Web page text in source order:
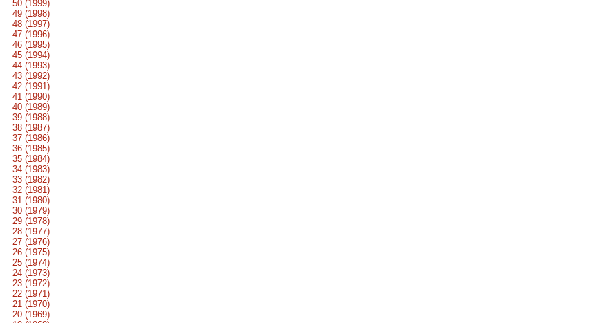
50 (1999)
49 (1998)
48 (1997)
47 (1996)
46 (1995)
45 (1994)
44 (1993)
43 (1992)
42 (1991)
41 (1990)
40 (1989)
39 (1988)
38 (1987)
37 (1986)
36 (1985)
35 (1984)
34 (1983)
33 (1982)
32 (1981)
31 (1980)
30 (1979)
29 (1978)
28 (1977)
27 (1976)
26 (1975)
25 (1974)
24 (1973)
23 (1972)
22 (1971)
21 (1970)
20 (1969)